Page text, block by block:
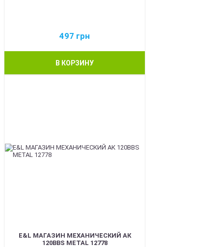
497 грн
В КОРЗИНУ
E&L МАГАЗИН МЕХАНИЧЕСКИЙ АК
120BBS METAL 12778